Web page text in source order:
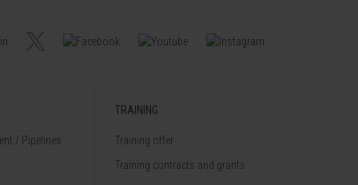
/ Pipelines
TRAINING
Training offer
Training contracts and grants